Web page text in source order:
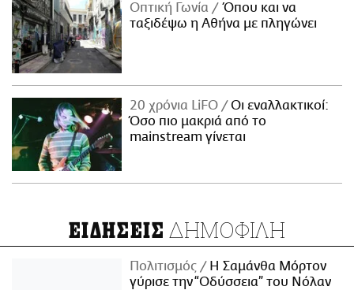
Οπτική Γωνία
Όπου και να
ταξιδέψω η Αθήνα με πληγώνει
20 χρόνια LiFO
Οι εναλλακτικοί:
Όσο πιο μακριά από το
mainstream γίνεται
ΕΙΔΗΣΕΙΣ ΔΗΜΟΦΙΛΗ
Πολιτισμός
Η Σαμάνθα Μόρτον
γύρισε την “Οδύσσεια” του Νόλαν